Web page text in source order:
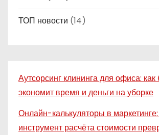
ТОП новости (14)
Аутсорсинг клининга для офиса: как
экономит время и деньги на уборке
Онлайн-калькуляторы в маркетинге:
инструмент расчёта стоимости